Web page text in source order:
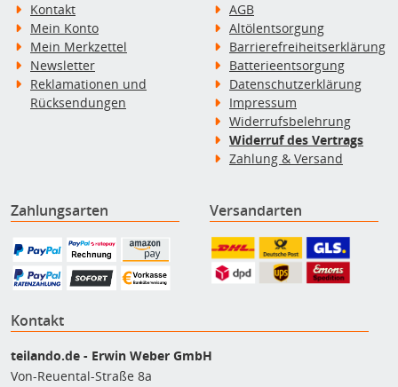
Kontakt
Mein Konto
Mein Merkzettel
Newsletter
Reklamationen und
Rücksendungen
AGB
Altölentsorgung
Barrierefreiheitserklärung
Batterieentsorgung
Datenschutzerklärung
Impressum
Widerrufsbelehrung
Widerruf des Vertrags
Zahlung & Versand
Zahlungsarten Versandarten
Kontakt
teilando.de - Erwin Weber GmbH
Von-Reuental-Straße 8a